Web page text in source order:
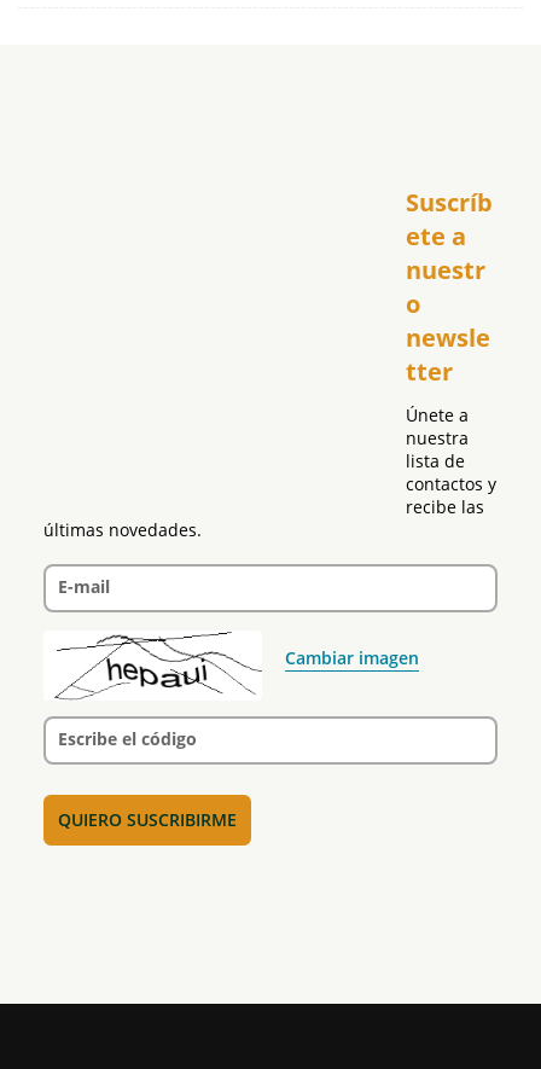
Suscríb
ete a
nuestr
o
newsle
tter
Únete a
nuestra
lista de
contactos y
recibe las
últimas novedades.
E-mail
Cambiar imagen
Escribe el código